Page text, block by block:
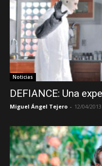
Noticias
DEFIANCE: Una
Miguel Ángel Tejero - 12/04/2013